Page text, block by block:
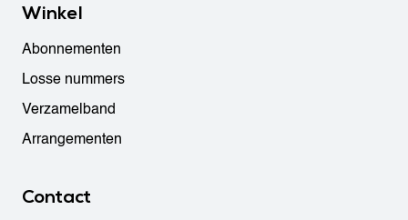
Winkel
Abonnementen
Losse nummers
Verzamelband
Arrangementen
Contact